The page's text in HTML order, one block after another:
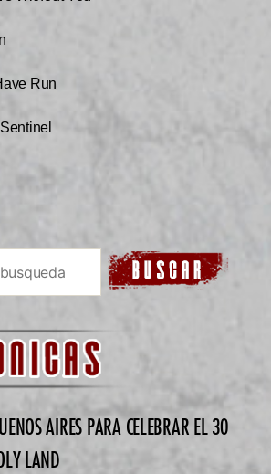
Run
AIRES PARA CELEBRAR EL 30
LAND